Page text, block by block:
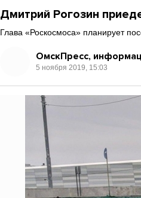
Дмитрий Рогозин
Глава «Роскосмоса» планирует
ОмскПресс,
5 ноября 2019, 15:03